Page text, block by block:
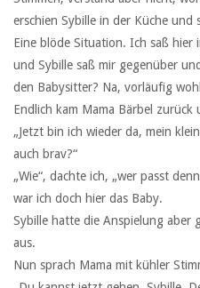
erschien Sybille in der Küche und
Eine blöde Situation. Ich saß hier
und Sybille saß mir gegenüber
den Babysitter? Na, vorläufig
Endlich kam Mama Bärbel zurück
„Jetzt bin ich wieder da, mein
auch brav?“
„Wie“, dachte ich, „wer passt
war ich doch hier das Baby.
Sybille hatte die Anspielung aber
aus.
Nun sprach Mama mit kühler